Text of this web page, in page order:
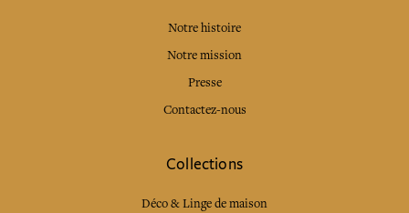
Notre histoire
Notre mission
Presse
Contactez-nous
Collections
Déco & Linge de maison